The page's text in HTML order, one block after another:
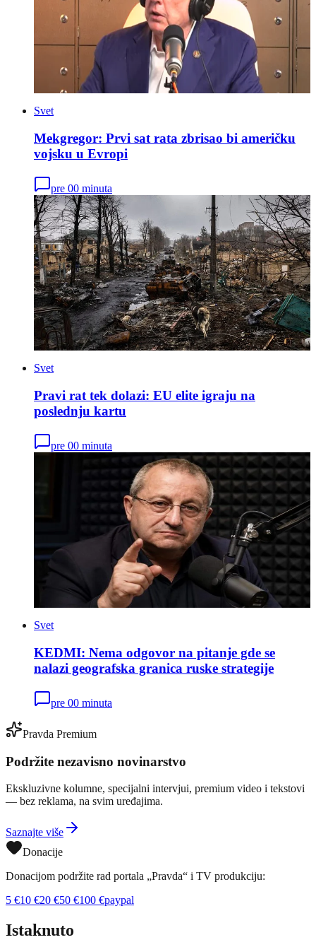
Svet
Mekgregor: Prvi sat rata zbrisao bi američku
vojsku u Evropi
pre 00 minuta
Svet
Pravi rat tek dolazi: EU elite igraju na
poslednju kartu
pre 00 minuta
Svet
KEDMI: Nema odgovor na pitanje gde se
nalazi geografska granica ruske strategije
pre 00 minuta
Pravda Premium
Podržite nezavisno novinarstvo
Ekskluzivne kolumne, specijalni intervjui, premium video i tekstovi
— bez reklama, na svim uređajima.
Saznajte više
Donacije
Donacijom podržite rad portala „Pravda“ i TV produkciju:
5 €10 €20 €50 €100 €paypal
Istaknuto